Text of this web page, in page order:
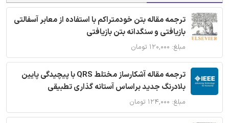
ترجمه مقاله بتن خودمتراکم با استفاده از معابر آسفالتی
بازیافتی و سنگدانه بتن بازیافتی
مبلغ: ۱۲۰,۰۰۰ تومان
ترجمه مقاله آشکارساز مختلط QRS با پیچیدگی پایین
بلادرنگ جدید براساس آستانه گذاری تطبیقی
مبلغ: ۱۲۴,۰۰۰ تومان